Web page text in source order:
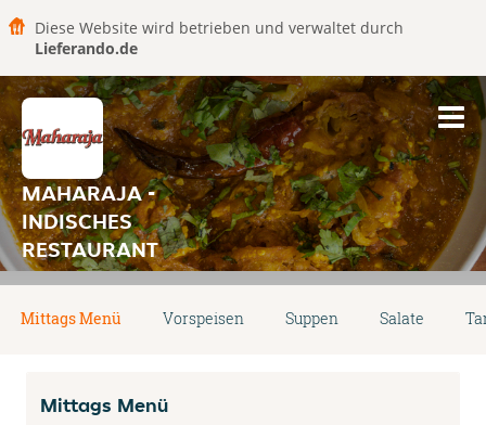
Diese Website wird betrieben und verwaltet durch
Lieferando.de
MAHARAJA -
INDISCHES
RESTAURANT
Mittags Menü Vorspeisen Suppen Salate
Mittags Menü